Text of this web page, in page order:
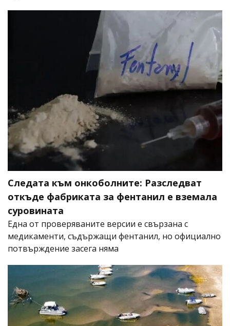
Следата към онкоболните: Разследват
откъде фабриката за фентанил е вземала
суровината
Една от проверяваните версии е свързана с
медикаменти, съдържащи фентанил, но официално
потвърждение засега няма